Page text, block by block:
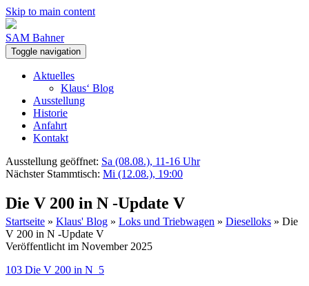
Skip to main content
SAM Bahner
Toggle navigation
Aktuelles
Klaus‘ Blog
Ausstellung
Historie
Anfahrt
Kontakt
Ausstellung geöffnet: Sa (08.08.), 11-16 Uhr
Nächster Stammtisch: Mi (12.08.), 19:00
Die V 200 in N -Update V
Startseite » Klaus' Blog » Loks und Triebwagen » Dieselloks » Die
V 200 in N -Update V
Veröffentlicht im November 2025
103 Die V 200 in N_5